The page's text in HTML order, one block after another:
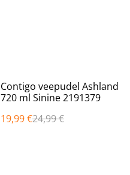
%
Contigo veepudel Ashland
720 ml Sinine 2191379
19,99 €24,99 €